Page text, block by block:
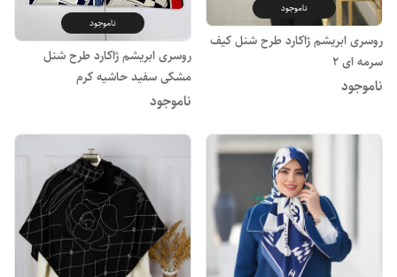
ناموجود
روسری ابریشم ژاکارد طرح شنل کیف
سرمه ای 2
ناموجود
ناموجود
روسری ابریشم ژاکارد طرح شنل
مشکی سفید حاشیه کرم
ناموجود